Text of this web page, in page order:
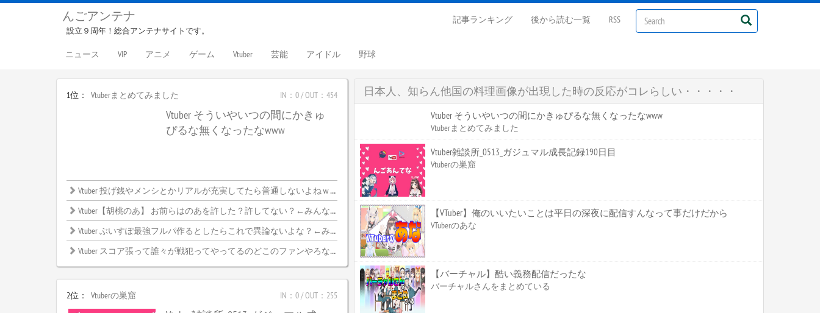
んごアンテナ
設立９周年！総合アンテナサイトです。
記事ランキング 後から読む一覧 RSS
ニュース VIP アニメ ゲーム Vtuber 芸能 アイドル 野球
1位： Vtuberまとめてみました IN：0 / OUT：454
Vtuber そういやいつの間にかきゅ
ぴるな無くなったなwww
Vtuber 投げ銭やメンシとかリアルが充実してたら普通しないよねｗｗｗｗｗｗｗｗｗｗ
Vtuber【胡桃のあ】 お前らはのあを許した？許してない？←みんなの意見がこちらｗｗｗｗｗｗｗｗｗｗ
Vtuber ぶいすぽ最強フルパ作るとしたらこれで異論ないよな？←みんな納得wwwww
Vtuber スコア張って誰々が戦犯ってやってるのどこのファンやろな…？
2位： Vtuberの巣窟 IN：0 / OUT：255
日本人、知らん他国の料理画像が出現した時の反応がコレらしい・・・・・
Vtuber そういやいつの間にかきゅぴるな無くなったなwww
Vtuberまとめてみました
Vtuber雑談所_0513_ガジュマル成長記録190日目
Vtuberの巣窟
【VTuber】俺のいいたいことは平日の深夜に配信すんなって事だけだから
VTuberのあな
【バーチャル】酷い義務配信だったな
バーチャルさんをまとめている